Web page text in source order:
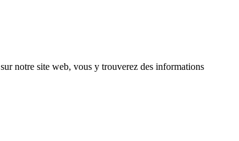
sur notre site web, vous y trouverez des informations